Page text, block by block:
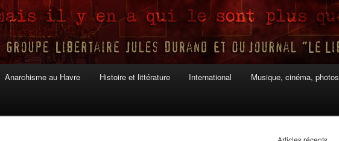
Anarchisme au Havre Histoire et littérature International Musique, cinéma, photos